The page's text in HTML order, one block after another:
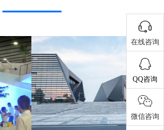
在线咨询
QQ咨询
微信咨询